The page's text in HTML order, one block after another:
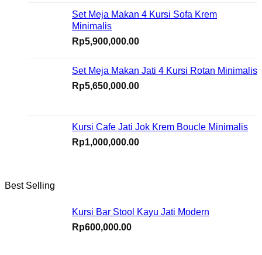
Set Meja Makan 4 Kursi Sofa Krem
Minimalis
Rp5,900,000.00
Set Meja Makan Jati 4 Kursi Rotan Minimalis
Rp5,650,000.00
Kursi Cafe Jati Jok Krem Boucle Minimalis
Rp1,000,000.00
Best Selling
Kursi Bar Stool Kayu Jati Modern
Rp600,000.00